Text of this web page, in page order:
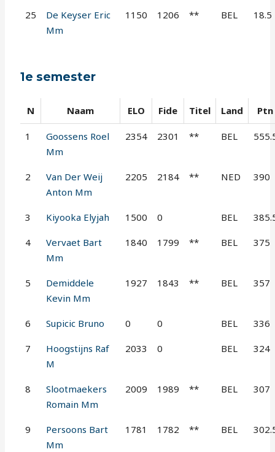
25
De Keyser Eric
Mm
1150 1206 ** BEL 18.5
1e semester
N Naam ELO Fide Titel Land Ptn
1
Goossens Roel
Mm
2354 2301 ** BEL
2
Van Der Weij
Anton Mm
2205 2184 ** NED 390
3 Kiyooka Elyjah 1500 0 BEL
4
Vervaet Bart
Mm
1840 1799 ** BEL 375
5
Demiddele
Kevin Mm
1927 1843 ** BEL 357
6 Supicic Bruno 0 0 BEL 336
7
Hoogstijns Raf
M
2033 0 BEL 324
8
Slootmaekers
Romain Mm
2009 1989 ** BEL 307
9
Persoons Bart
Mm
1781 1782 ** BEL